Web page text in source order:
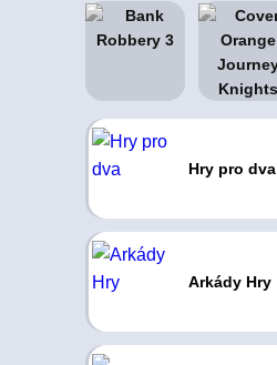
Hry pro dva
Arkády Hry